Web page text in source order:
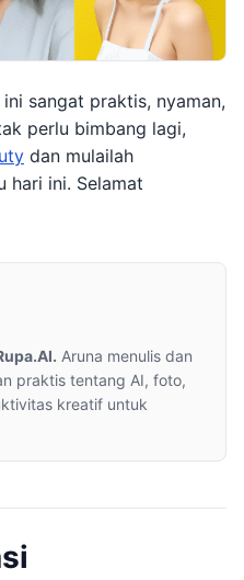
sangat praktis, nyaman,
perlu bimbang lagi,
dan mulailah
hari ini. Selamat
Aruna menulis dan
praktis tentang AI, foto,
kreatif untuk